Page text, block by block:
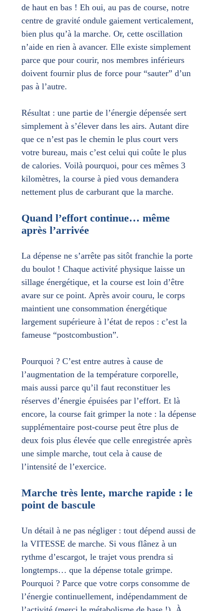
de haut en bas ! Eh oui, au pas de course, notre
centre de gravité ondule gaiement verticalement,
bien plus qu’à la marche. Or, cette oscillation
n’aide en rien à avancer. Elle existe simplement
parce que pour courir, nos membres inférieurs
doivent fournir plus de force pour “sauter” d’un
pas à l’autre.
Résultat : une partie de l’énergie dépensée sert
simplement à s’élever dans les airs. Autant dire
que ce n’est pas le chemin le plus court vers
votre bureau, mais c’est celui qui coûte le plus
de calories. Voilà pourquoi, pour ces mêmes 3
kilomètres, la course à pied vous demandera
nettement plus de carburant que la marche.
Quand l’effort continue… même
après l’arrivée
La dépense ne s’arrête pas sitôt franchie la porte
du boulot ! Chaque activité physique laisse un
sillage énergétique, et la course est loin d’être
avare sur ce point. Après avoir couru, le corps
maintient une consommation énergétique
largement supérieure à l’état de repos : c’est la
fameuse “postcombustion”.
Pourquoi ? C’est entre autres à cause de
l’augmentation de la température corporelle,
mais aussi parce qu’il faut reconstituer les
réserves d’énergie épuisées par l’effort. Et là
encore, la course fait grimper la note : la dépense
supplémentaire post-course peut être plus de
deux fois plus élevée que celle enregistrée après
une simple marche, tout cela à cause de
l’intensité de l’exercice.
Marche très lente, marche rapide : le
point de bascule
Un détail à ne pas négliger : tout dépend aussi de
la VITESSE de marche. Si vous flânez à un
rythme d’escargot, le trajet vous prendra si
longtemps… que la dépense totale grimpe.
Pourquoi ? Parce que votre corps consomme de
l’énergie continuellement, indépendamment de